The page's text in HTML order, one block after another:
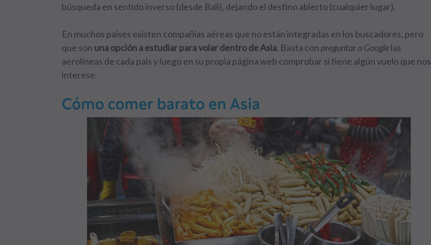
búsqueda en sentido inverso (desde Bali), dejando el destino abierto (cualquier lugar).
En muchos países existen compañías aéreas que no están integradas en los buscadores, pero
que son una opción a estudiar para volar dentro de Asia. Basta con preguntar a Googlelas
aerolíneas de cada país y luego en su propia página web comprobar si tiene algún vuelo que nos
interese.
Cómo comer barato en Asia